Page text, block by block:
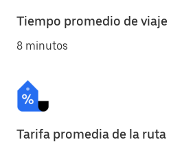
Tiempo promedio de viaje
8 minutos
Tarifa promedia de la ruta